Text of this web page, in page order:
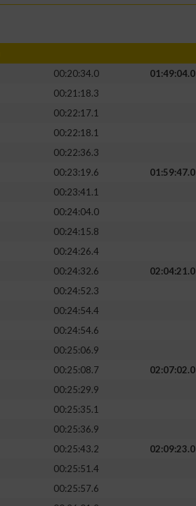
00:20:34.0
01:49:04.0
00:21:18.3
00:22:17.1
00:22:18.1
00:22:36.3
00:23:19.6
01:59:47.0
00:23:41.1
00:24:04.0
00:24:15.8
00:24:26.4
00:24:32.6
02:04:21.0
00:24:52.3
00:24:54.4
00:24:54.6
00:25:06.9
00:25:08.7
02:07:02.0
00:25:29.9
00:25:35.1
00:25:36.9
00:25:43.2
02:09:23.0
00:25:51.4
00:25:57.6